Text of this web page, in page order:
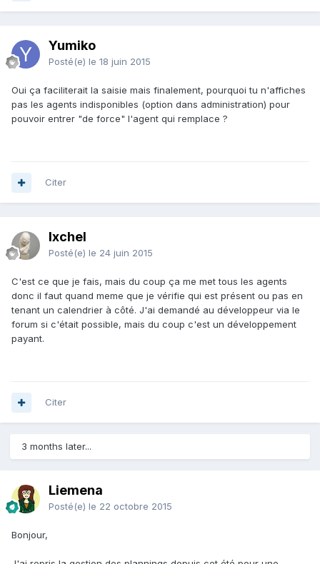
Yumiko
Posté(e) le 18 juin 2015
Oui ça faciliterait la saisie mais finalement, pourquoi tu n'affiches
pas les agents indisponibles (option dans administration) pour
pouvoir entrer "de force" l'agent qui remplace ?
Citer
Ixchel
Posté(e) le 24 juin 2015
C'est ce que je fais, mais du coup ça me met tous les agents
donc il faut quand meme que je vérifie qui est présent ou pas en
tenant un calendrier à côté. J'ai demandé au développeur via le
forum si c'était possible, mais du coup c'est un développement
payant.
Citer
3 months later...
Liemena
Posté(e) le 22 octobre 2015
Bonjour,